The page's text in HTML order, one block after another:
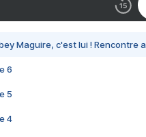
Maguire, c'est lui ! Rencontre
6
5
4